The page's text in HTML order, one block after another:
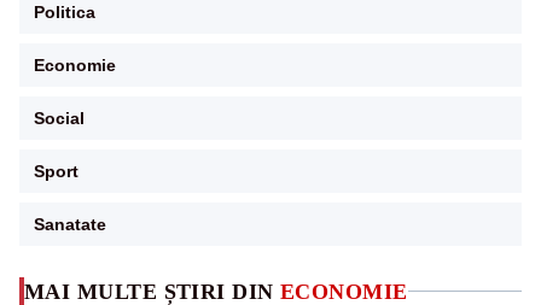
MAI MULTE ȘTIRI DIN ECONOMIE
Politica
Economie
Social
Sport
Sanatate